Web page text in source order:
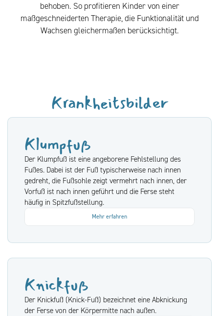
behoben. So profitieren Kinder von einer
maßgeschneiderten Therapie, die Funktionalität und
Wachsen gleichermaßen berücksichtigt.
Krankheitsbilder
Klumpfuß
Der Klumpfuß ist eine angeborene Fehlstellung des
Fußes. Dabei ist der Fuß typischerweise nach innen
gedreht, die Fußsohle zeigt vermehrt nach innen, der
Vorfuß ist nach innen geführt und die Ferse steht
häufig in Spitzfußstellung.
Mehr erfahren
Knickfuß
Der Knickfuß (Knick-Fuß) bezeichnet eine Abknickung
der Ferse von der Körpermitte nach außen.